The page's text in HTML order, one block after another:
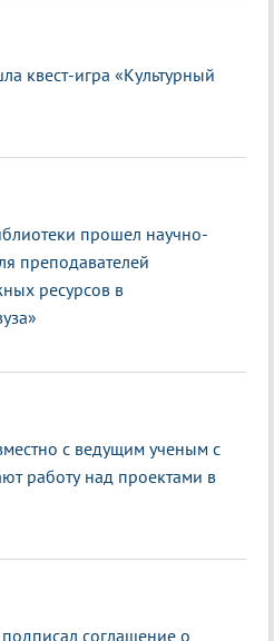
квест-игра «Культурный
прошел научно-
преподавателей
ресурсов в
с ведущим ученым с
работу над проектами в
соглашение о